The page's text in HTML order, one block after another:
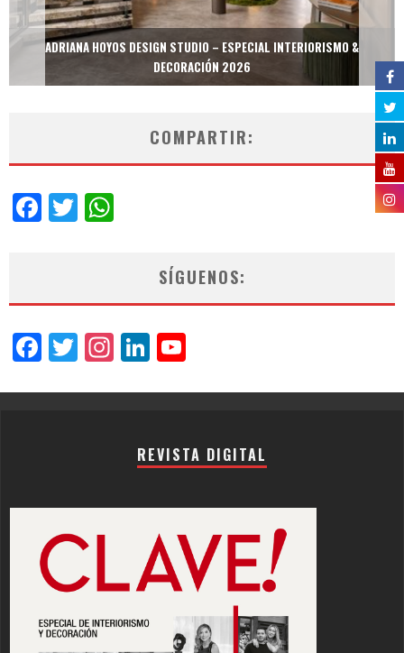
ADRIANA HOYOS DESIGN STUDIO – ESPECIAL INTERIORISMO &
DECORACIÓN 2026
COMPARTIR:
Facebook
Twitter
SÍGUENOS:
Facebook
Twitter
Instagram
LinkedIn
REVISTA DIGITAL